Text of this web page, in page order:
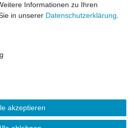
AGB Kontakt
vorbehalten. HL-
sowie sämtliche
sind Eigentum Ihrer
und dienen hier nur der
Händler, ansonsten zeigt der
Informationen zu Ihren
in unserer Daten­schutz­erklärung
akzeptieren